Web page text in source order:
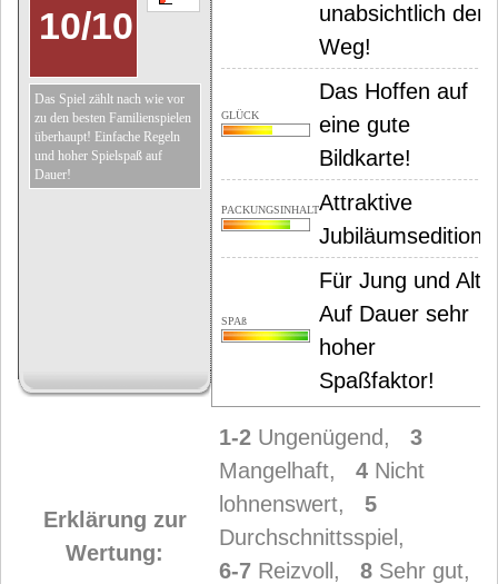
unabsichtlich den
Weg!
GLÜCK
Das Hoffen auf
eine gute
Bildkarte!
PACKUNGSINHALTAttraktive
Jubiläumsedition!
SPAß
Für Jung und Alt!
Auf Dauer sehr
hoher
Spaßfaktor!
10/10
Das Spiel zählt nach wie vor
zu den besten Familienspielen
überhaupt! Einfache Regeln
und hoher Spielspaß auf
Dauer!
Erklärung zur
Wertung:
1-2 Ungenügend, 3
Mangelhaft, 4 Nicht
lohnenswert, 5
Durchschnittsspiel,
6-7 Reizvoll, 8 Sehr gut,